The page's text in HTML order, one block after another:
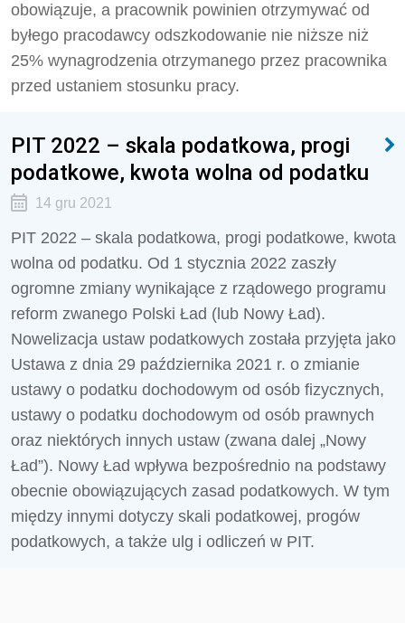
obowiązuje, a pracownik powinien otrzymywać od
byłego pracodawcy odszkodowanie nie niższe niż
25% wynagrodzenia otrzymanego przez pracownika
przed ustaniem stosunku pracy.
PIT 2022 – skala podatkowa, progi
podatkowe, kwota wolna od podatku
14 gru 2021
PIT 2022 – skala podatkowa, progi podatkowe, kwota
wolna od podatku. Od 1 stycznia 2022 zaszły
ogromne zmiany wynikające z rządowego programu
reform zwanego Polski Ład (lub Nowy Ład).
Nowelizacja ustaw podatkowych została przyjęta jako
Ustawa z dnia 29 października 2021 r. o zmianie
ustawy o podatku dochodowym od osób fizycznych,
ustawy o podatku dochodowym od osób prawnych
oraz niektórych innych ustaw (zwana dalej „Nowy
Ład”). Nowy Ład wpływa bezpośrednio na podstawy
obecnie obowiązujących zasad podatkowych. W tym
między innymi dotyczy skali podatkowej, progów
podatkowych, a także ulg i odliczeń w PIT.